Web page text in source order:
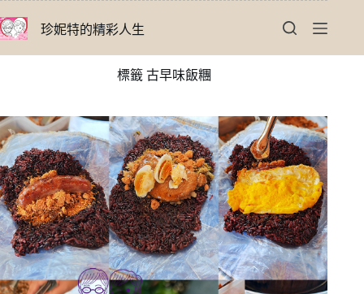
至
珍妮特的精彩人生
標籤古早味飯糰